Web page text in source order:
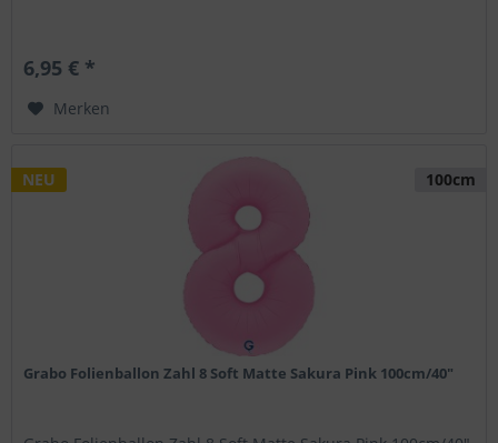
6,95 € *
Merken
NEU 100cm
Grabo Folienballon Zahl 8 Soft Matte Sakura Pink 100cm/40"